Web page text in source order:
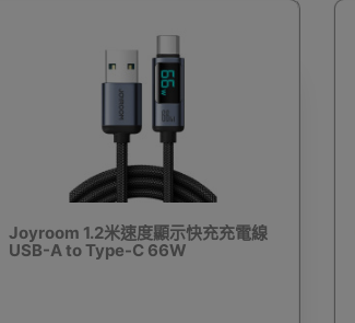
Joyroom 1.2米速度顯示快充充電線
USB-A to Type-C 66W